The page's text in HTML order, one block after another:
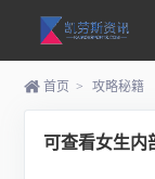
首页 > 攻略秘籍
可查看女生内